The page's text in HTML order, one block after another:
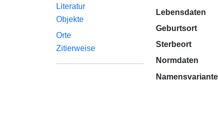
Literatur
Objekte
Orte
Zitierweise
Lebensdaten
Geburtsort
Sterbeort
Normdaten